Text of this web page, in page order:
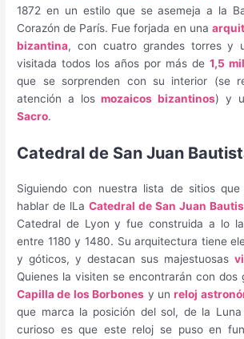
1872 en un estilo que se asemeja a la
Corazón de París. Fue forjada en una
bizantina, con cuatro grandes torres y
visitada todos los años por más de 1,5
que se sorprenden con su interior (se
atención a losmozaicos bizantinos) y
Sacro.
Catedral de San Juan
Siguiendo con nuestra lista de sitios
hablar de lLaCatedral de San Juan
Catedral de Lyon y fue construida a lo
entre 1180 y 1480. Su arquitectura tiene
y góticos, y destacan sus majestuosas
Quienes la visiten se encontrarán con dos
Capilla de los Borbones y unreloj
que marca la posición del sol, de la
curioso es que este reloj se puso en